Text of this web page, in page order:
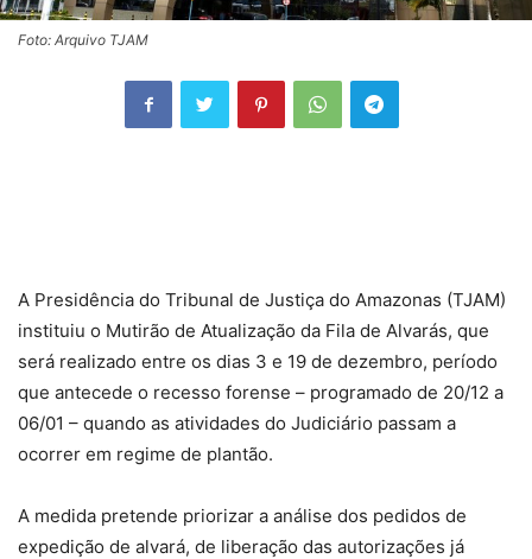
Foto: Arquivo TJAM
A Presidência do Tribunal de Justiça do Amazonas (TJAM)
instituiu o Mutirão de Atualização da Fila de Alvarás, que
será realizado entre os dias 3 e 19 de dezembro, período
que antecede o recesso forense – programado de 20/12 a
06/01 – quando as atividades do Judiciário passam a
ocorrer em regime de plantão.
A medida pretende priorizar a análise dos pedidos de
expedição de alvará, de liberação das autorizações já